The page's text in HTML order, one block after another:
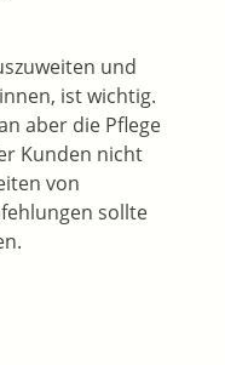
und
ist wichtig.
aber die Pflege
Kunden nicht
von
sollte